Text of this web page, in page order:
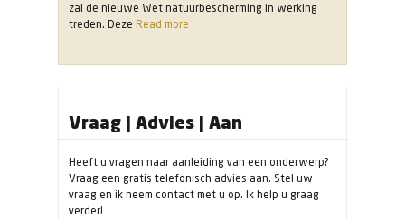
zal de nieuwe Wet natuurbescherming in werking
treden. Deze Read more
Vraag | Advies | Aan
Heeft u vragen naar aanleiding van een onderwerp?
Vraag een gratis telefonisch advies aan. Stel uw
vraag en ik neem contact met u op. Ik help u graag
verder!